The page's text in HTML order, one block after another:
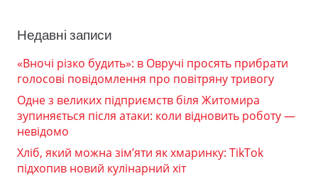
Недавні записи
«Вночі різко будить»: в Овручі просять прибрати
голосові повідомлення про повітряну тривогу
Одне з великих підприємств біля Житомира
зупиняється після атаки: коли відновить роботу —
невідомо
Хліб, який можна зім’яти як хмаринку: TikTok
підхопив новий кулінарний хіт